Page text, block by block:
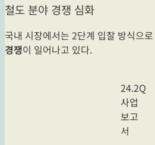
철도 분야 경쟁 심화
국내 시장에서는 2단계 입찰 방식으로
경쟁이 일어나고 있다.
24.2Q
사업
보고
서